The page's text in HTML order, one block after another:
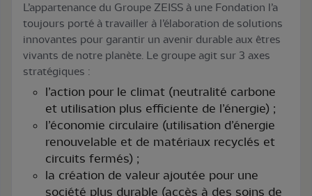
L’appartenance du Groupe ZEISS à une Fondation l’a
toujours porté à travailler à l’élaboration de solutions
innovantes pour garantir un avenir durable aux êtres
vivants de notre planète. Le groupe agit sur 3 axes
stratégiques :
l’action pour le climat (neutralité carbone
et utilisation plus efficiente de l’énergie) ;
l’économie circulaire (utilisation d’énergie
renouvelable et de matériaux recyclés et
circuits fermés) ;
la création de valeur ajoutée pour une
société plus durable (accès à des soins de